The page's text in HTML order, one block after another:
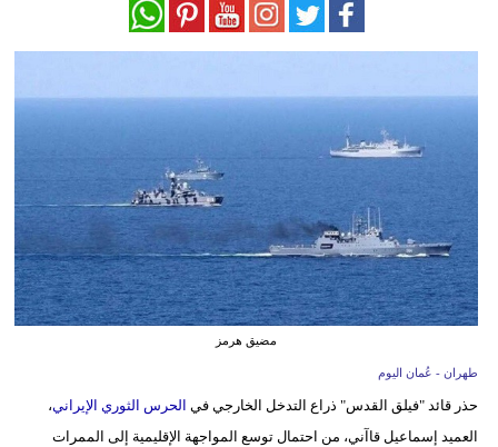
وسفر
أخبار
إعلام
تعليم
علوم
وتكنولوجيا
مضيق هرمز
طهران - عُمان اليوم
حذر قائد "فيلق القدس" ذراع التدخل الخارجي في الحرس الثوري الإيراني،
العميد إسماعيل قاآني، من احتمال توسع المواجهة الإقليمية إلى الممرات